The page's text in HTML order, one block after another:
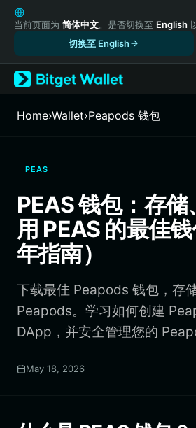
English
日本語
Русский
Español (Latinoamérica)
Türkçe
Italiano
繁體中文
Português (Portugal)
Bahasa Indonesia
ภาษาไทย
हिन्दी
Português (Brasil)
Español (Argentina)
当前页面为 简体中文。是否切换至 English
切换至 English
Home›Wallet›Peapods 钱包
PEAS
PEAS 钱包：存
用 PEAS 的最佳
年指南）
下载最佳 Peapods 钱包，存
Peapods。学习如何创建
DApp，并安全管理您的
May 18, 2026